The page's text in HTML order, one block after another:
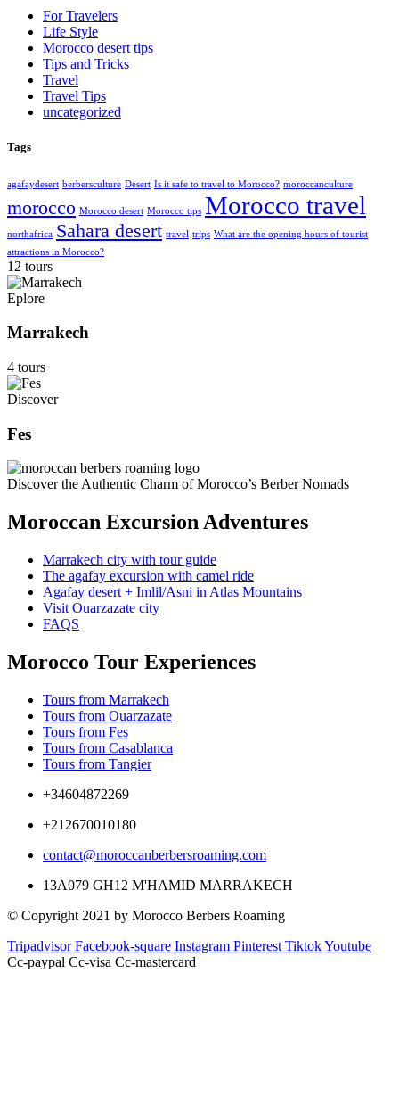
For Travelers
Life Style
Morocco desert tips
Tips and Tricks
Travel
Travel Tips
uncategorized
Tags
agafaydesert berbersculture Desert Is it safe to travel to Morocco? moroccanculture
morocco Morocco desert Morocco tips Morocco travel
northafrica Sahara desert travel trips What are the opening hours of tourist
attractions in Morocco?
12 tours
Eplore
Marrakech
4 tours
Discover
Fes
Discover the Authentic Charm of Morocco’s Berber Nomads
Moroccan Excursion Adventures
Marrakech city with tour guide
The agafay excursion with camel ride
Agafay desert + Imlil/Asni in Atlas Mountains
Visit Ouarzazate city
FAQS
Morocco Tour Experiences
Tours from Marrakech
Tours from Ouarzazate
Tours from Fes
Tours from Casablanca
Tours from Tangier
+34604872269
+212670010180
contact@moroccanberbersroaming.com
13A079 GH12 M'HAMID MARRAKECH
© Copyright 2021 by Morocco Berbers Roaming
Tripadvisor Facebook-square Instagram Pinterest TiktokYoutube
Cc-paypal Cc-visa Cc-mastercard